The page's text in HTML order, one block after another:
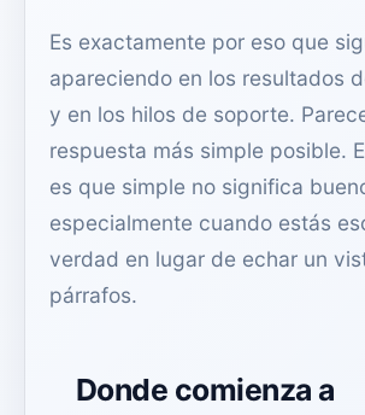
Es exactamente por eso que
apareciendo en los resultados
y en los hilos de soporte.
respuesta más simple posible.
es que simple no significa
especialmente cuando estás
verdad en lugar de echar un
párrafos.
Donde comienza a